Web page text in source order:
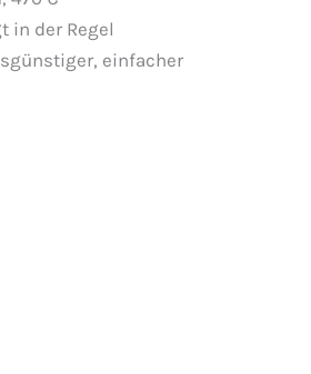
in der Regel
einfacher